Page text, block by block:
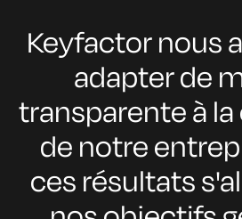
Keyfactor nous
adapter de
transparente à
de notre
ces résultats